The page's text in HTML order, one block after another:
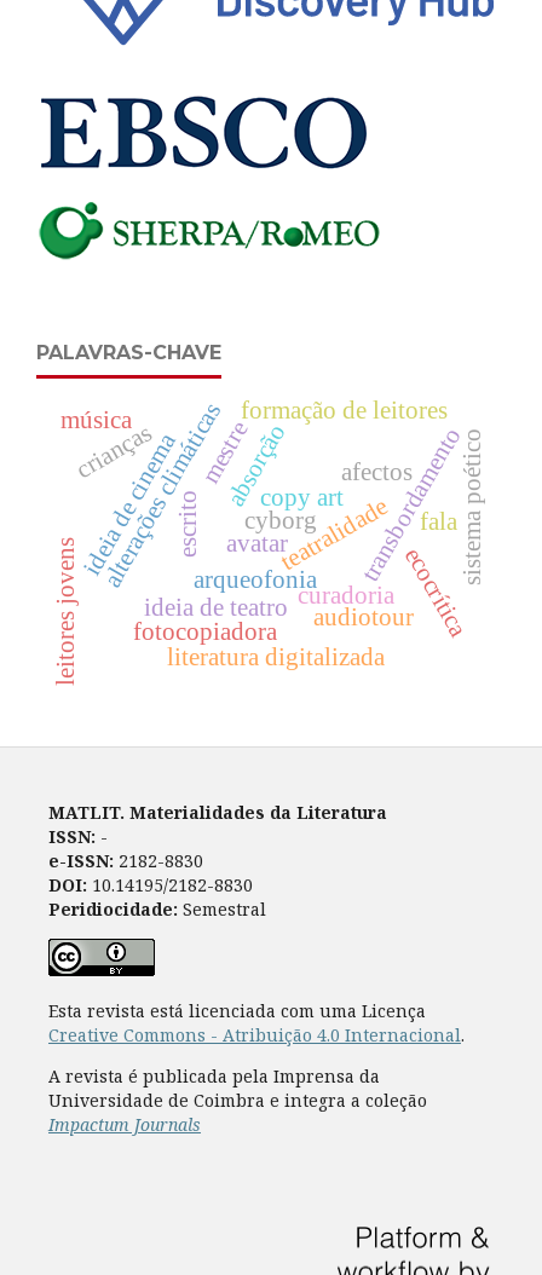
PALAVRAS-CHAVE
escrito
arqueofonia
curadoria
alterações climáticas
audiotour
ideia de teatro
ideia de cinema absorção
teatralidadetransbordamento
avatar
cyborg
fotocopiadora
copy art
literatura digitalizada
leitores jovens
formação de leitores
crianças
ecocrítica
sistema poético
afectos
mestre
música
fala
MATLIT. Materialidades da Literatura
ISSN: -
e-ISSN: 2182-8830
DOI: 10.14195/2182-8830
Peridiocidade: Semestral
Esta revista está licenciada com uma Licença
Creative Commons - Atribuição 4.0 Internacional.
A revista é publicada pela Imprensa da
Universidade de Coimbra e integra a coleção
Impactum Journals